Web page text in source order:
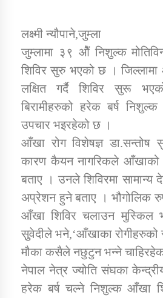
डिभिजन कार्यालय
कर्णाली प्रविधि
सामाजिक बिकास
लक्ष्मी न्यौपाने,जुम्ला
जुम्लामा ३९ ओैं निशुल्क
शिविर सुरु भएको छ । जिल्लामा
लक्षित गर्दै शिविर सुरू
बिरामीहरुको हरेक बर्ष
उपचार भइरहेको छ ।
आँखा रोग विशेषज्ञ डा.सन्तोष
कारण कैयन नागरिकले आँखाको
बताए । उनले शिविरमा सामान्य
अप्रेशन हुने बताए । भौगोलिक
आँखा शिविर चलाउन मुस्किल
सुुवेदीले भने,‘आँखाका रोगीहरुको
मौका कसैले नछुटुन भन्ने
नेपाल नेत्र ज्योति संघका
हरेक बर्ष चल्ने निशुल्क आँखा